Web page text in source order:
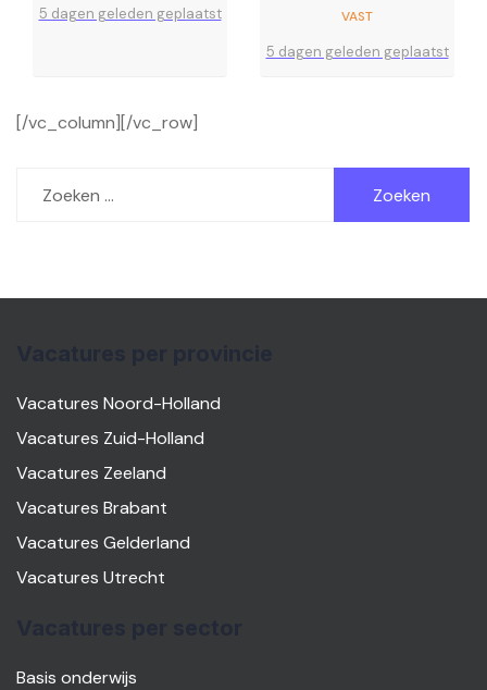
5 dagen geleden geplaatst
VAST
5 dagen geleden geplaatst
[/vc_column][/vc_row]
naar:
Vacatures Noord-Holland
Vacatures Zuid-Holland
Vacatures Zeeland
Vacatures Brabant
Vacatures Gelderland
Vacatures Utrecht
Basis onderwijs